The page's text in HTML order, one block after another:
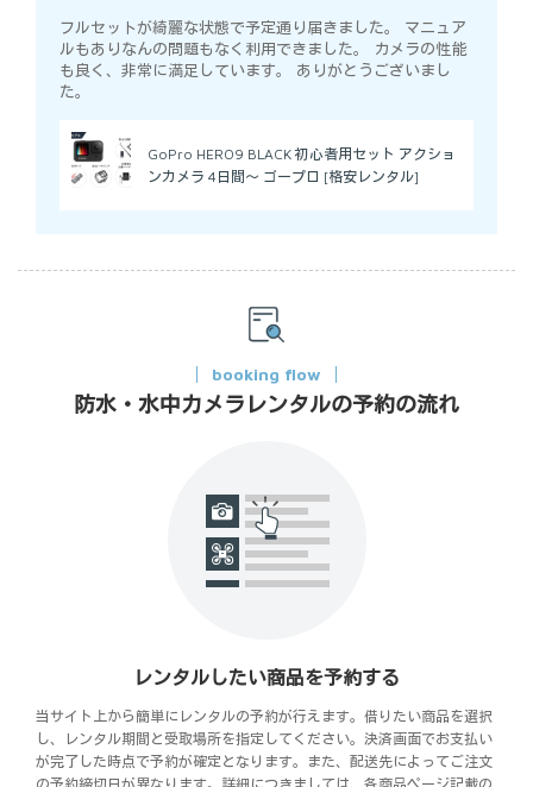
フルセットが綺麗な状態で予定通り届きました。 マニュア
ルもありなんの問題もなく利用できました。 カメラの性能
も良く、非常に満足しています。 ありがとうございまし
た。
GoPro HERO9 BLACK 初心者用セット アクショ
ンカメラ 4日間～ ゴープロ [格安レンタル]
booking flow
防水・水中カメラレンタルの予約の流れ
レンタルしたい商品を予約する
当サイト上から簡単にレンタルの予約が行えます。借りたい商品を選択
し、レンタル期間と受取場所を指定してください。決済画面でお支払い
が完了した時点で予約が確定となります。また、配送先によってご注文